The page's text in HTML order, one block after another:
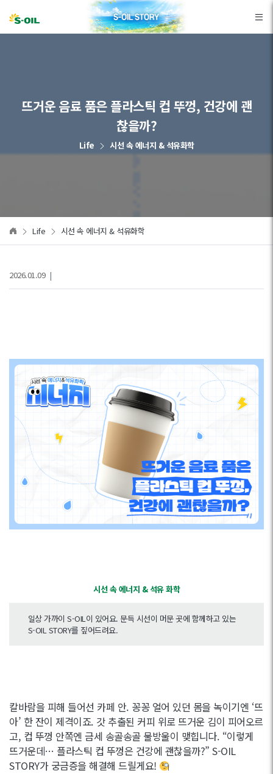
뜨거운 음료 품은 플라스틱 컵 뚜껑, 건강에 괜
찮을까?
Life 시선 속 에너지 & 석유화학
Life 시선 속 에너지 & 석유화학
2026.01.09 |
시선 속 에너지 & 석유 화학
일상 가까이 S-OIL이 있어요. 문득 시선이 머문 곳에 함께하고 있는
S-OIL STORY를 짚어드려요.
칼바람을 피해 들어선 카페 안. 꽁꽁 얼어 있던 몸을 녹이기엔 ‘뜨
아’ 한 잔이 제격이죠. 갓 추출된 커피 위로 뜨거운 김이 피어오르
고, 컵 뚜껑 안쪽엔 금세 송골송골 물방울이 맺힙니다. “이렇게
뜨거운데… 플라스틱 컵 뚜껑은 건강에 괜찮을까?” S-OIL
STORY가 궁금증을 해결해 드릴게요!